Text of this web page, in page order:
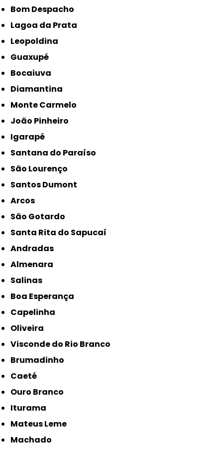
Bom Despacho
Lagoa da Prata
Leopoldina
Guaxupé
Bocaiuva
Diamantina
Monte Carmelo
João Pinheiro
Igarapé
Santana do Paraíso
São Lourenço
Santos Dumont
Arcos
São Gotardo
Santa Rita do Sapucaí
Andradas
Almenara
Salinas
Boa Esperança
Capelinha
Oliveira
Visconde do Rio Branco
Brumadinho
Caeté
Ouro Branco
Iturama
Mateus Leme
Machado